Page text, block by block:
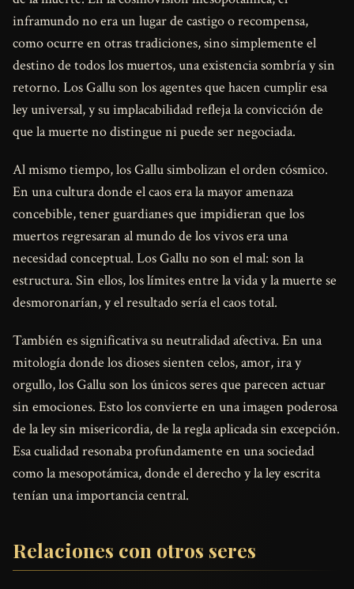
inframundo no era un lugar de castigo o recompensa,
como ocurre en otras tradiciones, sino simplemente el
destino de todos los muertos, una existencia sombría y sin
retorno. Los Gallu son los agentes que hacen cumplir esa
ley universal, y su implacabilidad refleja la convicción de
que la muerte no distingue ni puede ser negociada.
Al mismo tiempo, los Gallu simbolizan el orden cósmico.
En una cultura donde el caos era la mayor amenaza
concebible, tener guardianes que impidieran que los
muertos regresaran al mundo de los vivos era una
necesidad conceptual. Los Gallu no son el mal: son la
estructura. Sin ellos, los límites entre la vida y la muerte se
desmoronarían, y el resultado sería el caos total.
También es significativa su neutralidad afectiva. En una
mitología donde los dioses sienten celos, amor, ira y
orgullo, los Gallu son los únicos seres que parecen actuar
sin emociones. Esto los convierte en una imagen poderosa
de la ley sin misericordia, de la regla aplicada sin excepción.
Esa cualidad resonaba profundamente en una sociedad
como la mesopotámica, donde el derecho y la ley escrita
tenían una importancia central.
Relaciones con otros seres